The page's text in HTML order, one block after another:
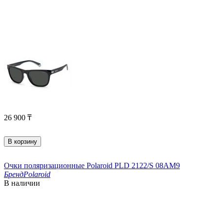
26 900 ₸
В корзину
Очки поляризационные Polaroid PLD 2122/S 08AM9
БрендPolaroid
В наличии